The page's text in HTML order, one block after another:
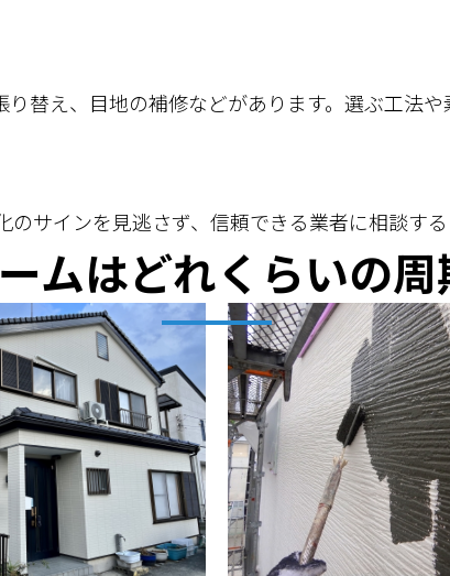
替え、目地の補修などがあります。選ぶ工法や
サインを見逃さず、信頼できる業者に相談す
ムはどれくらいの周